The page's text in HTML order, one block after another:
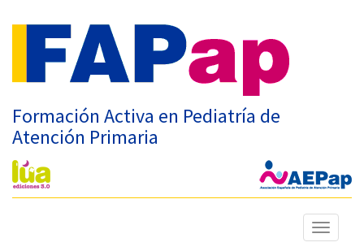
Formación Activa en Pediatría de
Atención Primaria
Mostrar
menú